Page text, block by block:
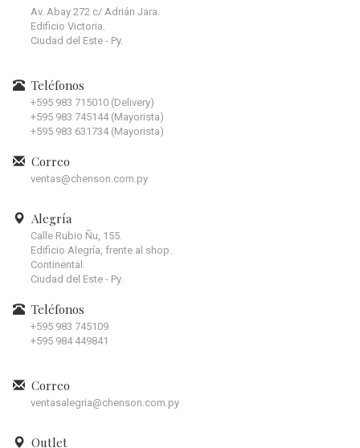
Av. Abay 272 c/ Adrián Jara.
Edificio Victoria.
Ciudad del Este - Py.
Teléfonos
+595 983 715010 (Delivery)
+595 983 745144 (Mayorista)
+595 983 631734 (Mayorista)
Correo
ventas@chenson.com.py
Alegría
Calle Rubio Ñu, 155.
Edificio Alegría, frente al shop.
Continental.
Ciudad del Este - Py.
Teléfonos
+595 983 745109
+595 984 449841
Correo
ventasalegria@chenson.com.py
Outlet